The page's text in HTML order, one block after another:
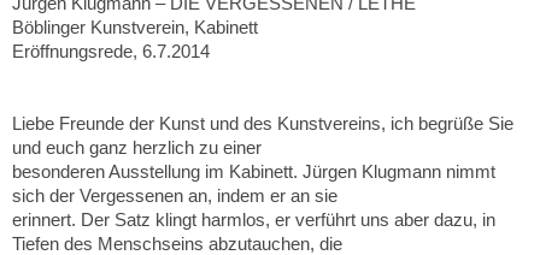
Böblinger Kunstverein, Kabinett
Eröffnungsrede, 6.7.2014
Liebe Freunde der Kunst und des Kunstvereins, ich begrüße Sie
und euch ganz herzlich zu einer
besonderen Ausstellung im Kabinett. Jürgen Klugmann nimmt
sich der Vergessenen an, indem er an sie
erinnert. Der Satz klingt harmlos, er verführt uns aber dazu, in
Tiefen des Menschseins abzutauchen, die